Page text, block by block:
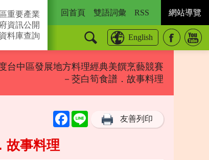
重要產業
資訊公開
資料庫查詢
回首頁 雙語詞彙 RSS 網站導覽
English
台中區發展地方料理經典美饌烹藝競賽
－茭白筍食譜．故事料理
Facebook
Line 友善列印
故事料理